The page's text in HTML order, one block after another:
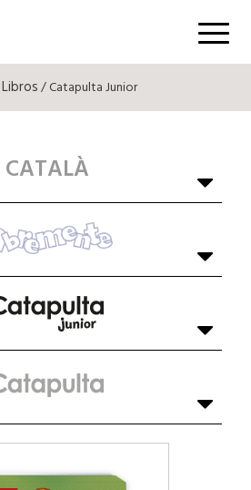
Menú
Libros/ Catapulta Junior
CATALÀ